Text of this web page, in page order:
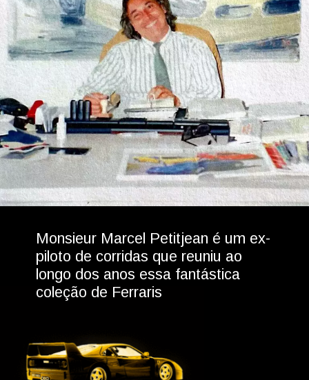
Monsieur Marcel Petitjean é um ex-
piloto de corridas que reuniu ao
longo dos anos essa fantástica
coleção de Ferraris